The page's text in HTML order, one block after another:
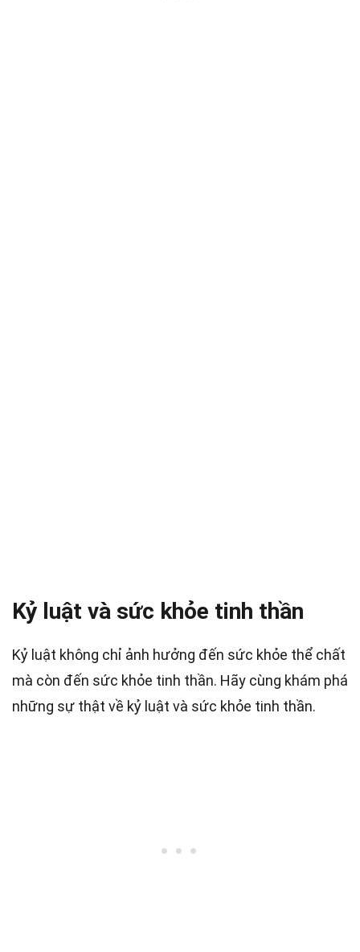
Kỷ luật và sức khỏe tinh thần
Kỷ luật không chỉ ảnh hưởng đến sức khỏe thể chất
mà còn đến sức khỏe tinh thần. Hãy cùng khám phá
những sự thật về kỷ luật và sức khỏe tinh thần.